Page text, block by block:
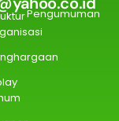
Pengumuman